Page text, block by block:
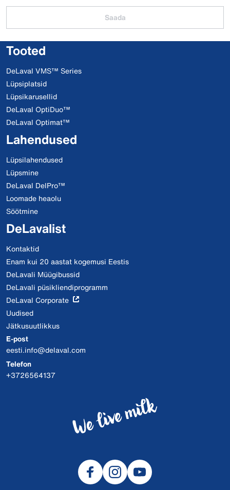
Saada
Tooted
DeLaval VMS™ Series
Lüpsiplatsid
Lüpsikarusellid
DeLaval OptiDuo™
DeLaval Optimat™
Lahendused
Lüpsilahendused
Lüpsmine
DeLaval DelPro™
Loomade heaolu
Söötmine
DeLavalist
Kontaktid
Enam kui 20 aastat kogemusi Eestis
DeLavali Müügibussid
DeLavali püsikliendiprogramm
DeLaval Corporate
Uudised
Jätkusuutlikkus
E-post
eesti.info@delaval.com
Telefon
+3726564137